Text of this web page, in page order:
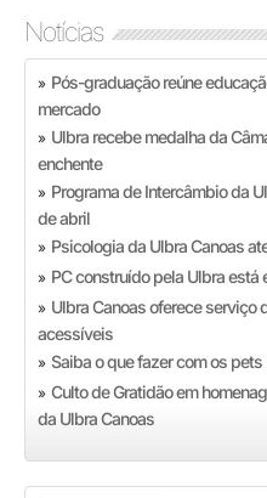
Notícias
» Pós-graduação reúne
mercado
» Ulbra recebe medalha da
enchente
» Programa de Intercâmbio da
de abril
» Psicologia da Ulbra Canoas
» PC construído pela Ulbra está
» Ulbra Canoas oferece serviço
acessíveis
» Saiba o que fazer com os pets
» Culto de Gratidão em
da Ulbra Canoas